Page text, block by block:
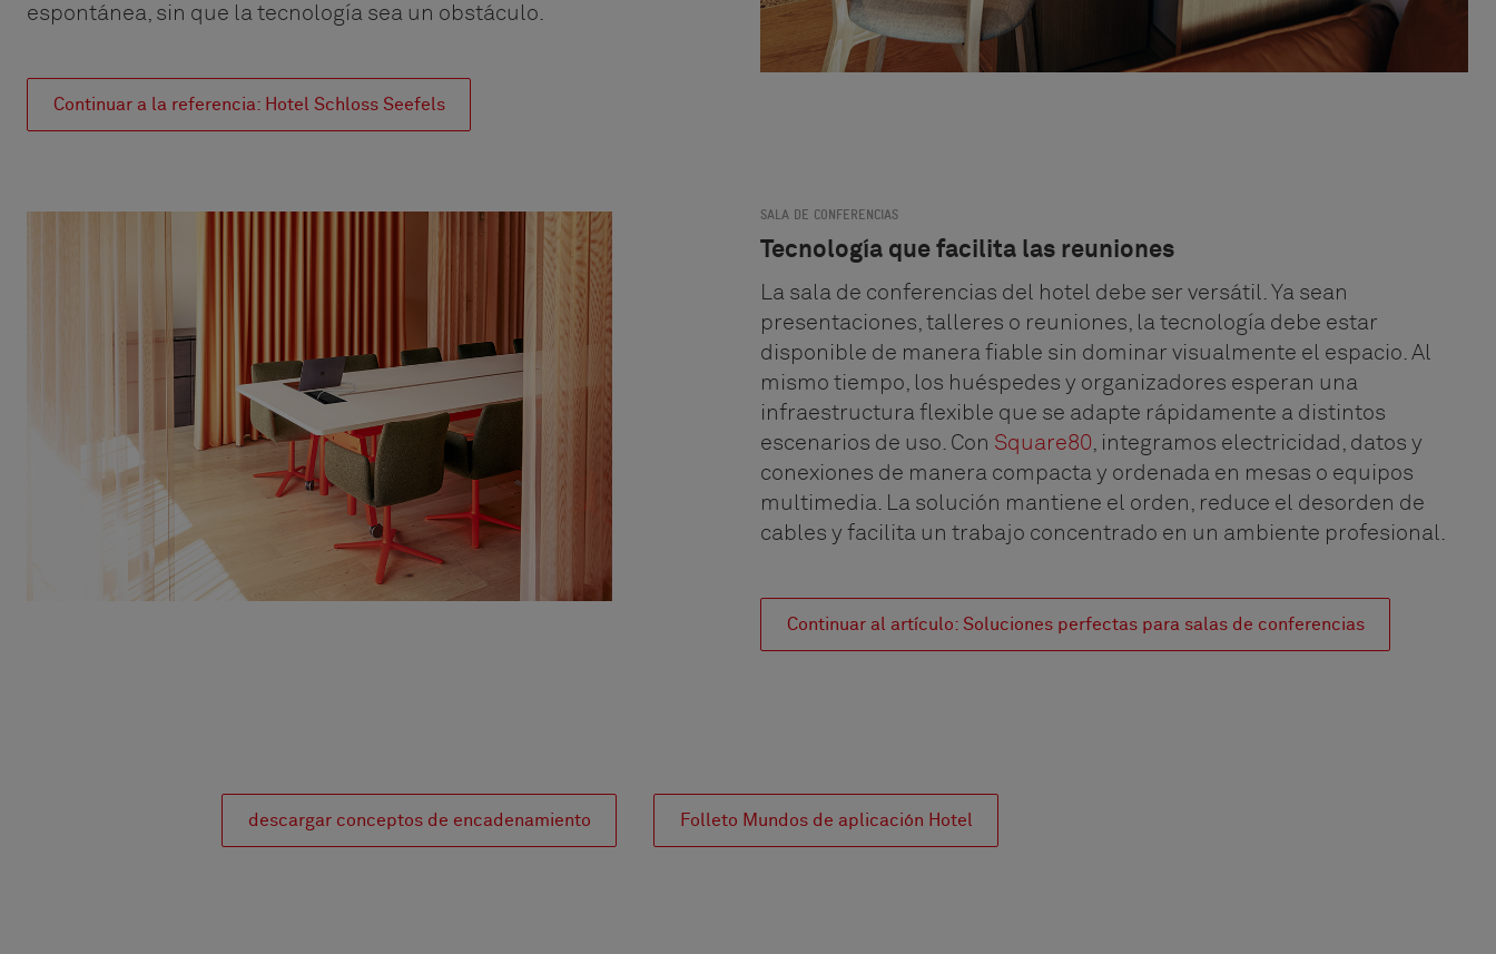
espontánea, sin que la tecnología sea un obstáculo.
Continuar a la referencia: Hotel Schloss Seefels
SALA DE CONFERENCIAS
Tecnología que facilita las reuniones
La sala de conferencias del hotel debe ser versátil. Ya sean
presentaciones, talleres o reuniones, la tecnología debe estar
disponible de manera fiable sin dominar visualmente el espacio. Al
mismo tiempo, los huéspedes y organizadores esperan una
infraestructura flexible que se adapte rápidamente a distintos
escenarios de uso. Con Square80, integramos electricidad, datos y
conexiones de manera compacta y ordenada en mesas o equipos
multimedia. La solución mantiene el orden, reduce el desorden de
cables y facilita un trabajo concentrado en un ambiente profesional.
Continuar al artículo: Soluciones perfectas para salas de conferencias
descargar conceptos de encadenamiento Folleto Mundos de aplicación Hotel